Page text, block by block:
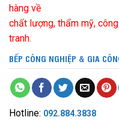
hàng về
chất lượng, thẩm mỹ,
tranh.
BẾP CÔNG NGHIỆP & GIA
Hotline: 092.884.3838